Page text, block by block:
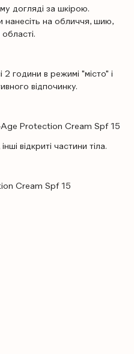
догляді за шкірою.
на обличчя, шию,
області.
години в режимі "місто" і
відпочинку.
Protection Cream Spf 15
відкриті частини тіла.
Cream Spf 15